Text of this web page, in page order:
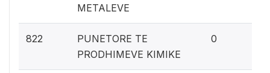
METALEVE
822
PUNETORE TE
PRODHIMEVE KIMIKE
0